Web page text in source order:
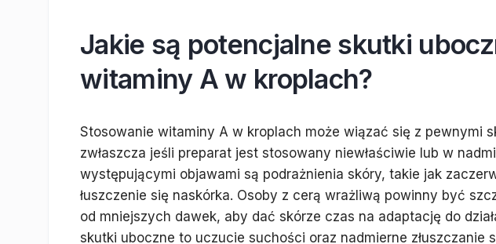
Jakie są potencjalne skutki
witaminy A w kroplach?
Stosowanie witaminy A w kroplach może wiązać się z pewnymi
zwłaszcza jeśli preparat jest stosowany niewłaściwie lub w
występującymi objawami są podrażnienia skóry, takie jak
łuszczenie się naskórka. Osoby z cerą wrażliwą powinny być
od mniejszych dawek, aby dać skórze czas na adaptację do
skutki uboczne to uczucie suchości oraz nadmierne złuszczanie